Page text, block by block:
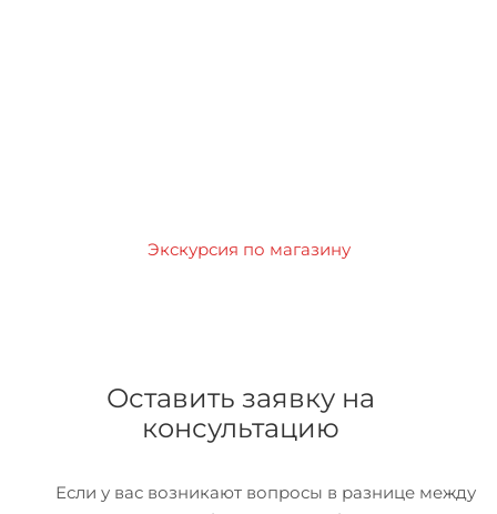
Экскурсия по магазину
Оставить заявку на
консультацию
Если у вас возникают вопросы в разнице между